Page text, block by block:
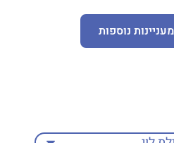
נוספות